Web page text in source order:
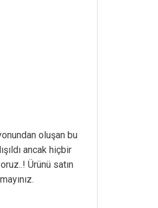
oluşan bu
ancak hiçbir
Ürünü satın